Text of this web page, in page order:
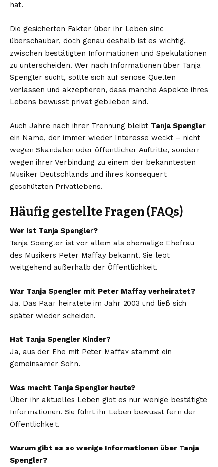
hat.
Die gesicherten Fakten über ihr Leben sind
überschaubar, doch genau deshalb ist es wichtig,
zwischen bestätigten Informationen und Spekulationen
zu unterscheiden. Wer nach Informationen über Tanja
Spengler sucht, sollte sich auf seriöse Quellen
verlassen und akzeptieren, dass manche Aspekte ihres
Lebens bewusst privat geblieben sind.
Auch Jahre nach ihrer Trennung bleibt Tanja Spengler
ein Name, der immer wieder Interesse weckt – nicht
wegen Skandalen oder öffentlicher Auftritte, sondern
wegen ihrer Verbindung zu einem der bekanntesten
Musiker Deutschlands und ihres konsequent
geschützten Privatlebens.
Häufig gestellte Fragen (FAQs)
Wer ist Tanja Spengler?
Tanja Spengler ist vor allem als ehemalige Ehefrau
des Musikers Peter Maffay bekannt. Sie lebt
weitgehend außerhalb der Öffentlichkeit.
War Tanja Spengler mit Peter Maffay verheiratet?
Ja. Das Paar heiratete im Jahr 2003 und ließ sich
später wieder scheiden.
Hat Tanja Spengler Kinder?
Ja, aus der Ehe mit Peter Maffay stammt ein
gemeinsamer Sohn.
Was macht Tanja Spengler heute?
Über ihr aktuelles Leben gibt es nur wenige bestätigte
Informationen. Sie führt ihr Leben bewusst fern der
Öffentlichkeit.
Warum gibt es so wenige Informationen über Tanja
Spengler?